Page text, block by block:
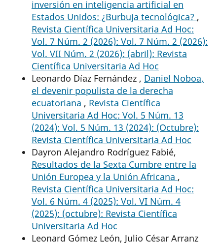
inversión en inteligencia artificial en
Estados Unidos: ¿Burbuja tecnológica? ,
Revista Científica Universitaria Ad Hoc:
Vol. 7 Núm. 2 (2026): Vol. 7 Núm. 2 (2026):
Vol. VII Núm. 2 (2026): (abril): Revista
Científica Universitaria Ad Hoc
Leonardo Díaz Fernández , Daniel Noboa,
el devenir populista de la derecha
ecuatoriana , Revista Científica
Universitaria Ad Hoc: Vol. 5 Núm. 13
(2024): Vol. 5 Núm. 13 (2024): (Octubre):
Revista Científica Universitaria Ad Hoc
Dayron Alejandro Rodríguez Fabié,
Resultados de la Sexta Cumbre entre la
Unión Europea y la Unión Africana ,
Revista Científica Universitaria Ad Hoc:
Vol. 6 Núm. 4 (2025): Vol. VI Núm. 4
(2025): (octubre): Revista Científica
Universitaria Ad Hoc
Leonard Gómez León, Julio César Arranz